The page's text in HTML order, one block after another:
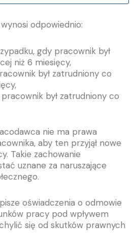
odpowiednio:
gdy pracownik był
niż 6 miesięcy,
był zatrudniony co
był zatrudniony co
nie ma prawa
aby ten przyjął nowe
Takie zachowanie
uznane za naruszające
oświadczenia o odmowie
pracy pod wpływem
się od skutków prawnych